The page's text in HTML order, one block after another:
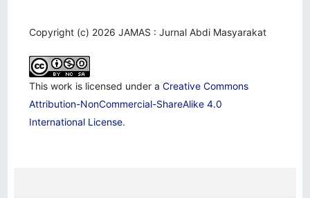
Copyright (c) 2026 JAMAS : Jurnal Abdi Masyarakat
This work is licensed under aCreative Commons
Attribution-NonCommercial-ShareAlike 4.0
International License.